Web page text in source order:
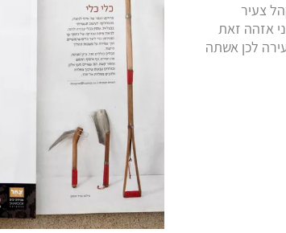
צעיר
אזהה זאת
לכן אשתה